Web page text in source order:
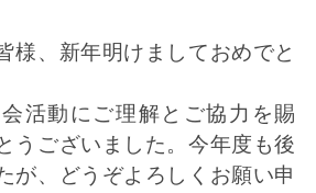
様、新年明けましておめでと
活動にご理解とご協力を賜
うございました。今年度も後
が、どうぞよろしくお願い申